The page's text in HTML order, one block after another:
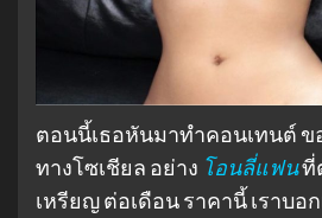
ตอนนี้เธอหันมาทำคอนเทนต์ ข
ทางโซเชียล อย่าง โอนลี่แฟนที่
เหรียญ ต่อเดือน ราคานี้ เราบอ